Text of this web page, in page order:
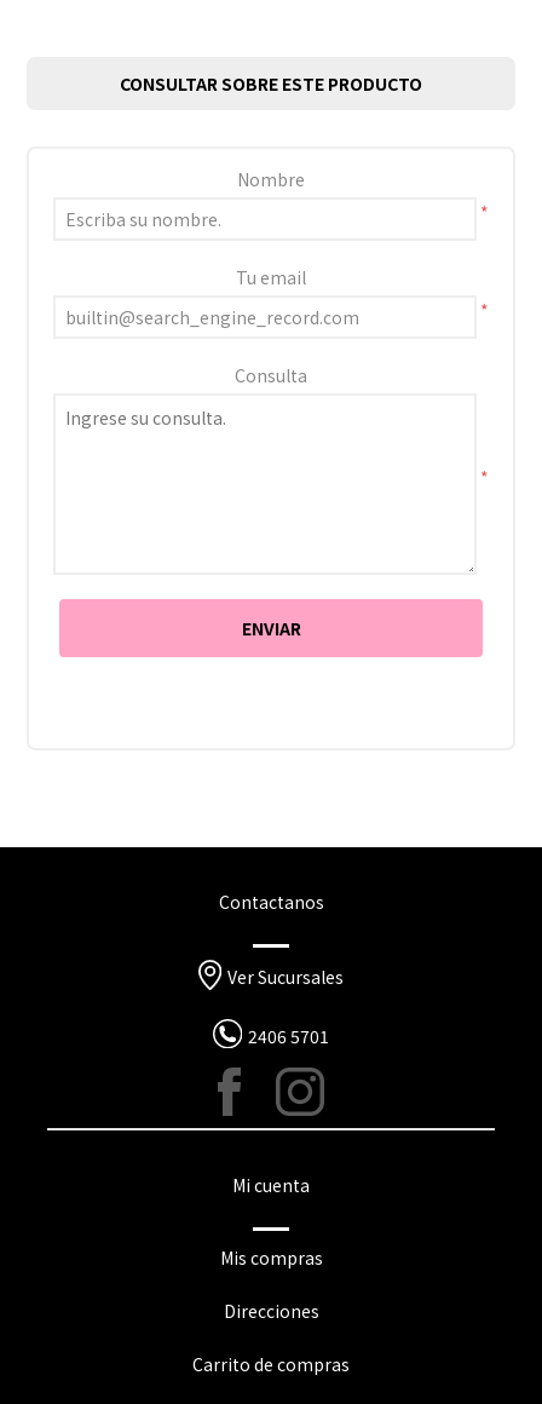
CONSULTAR SOBRE ESTE PRODUCTO
Nombre
*
Tu email
*
Consulta
*
Contactanos
Ver Sucursales
2406 5701
Mi cuenta
Mis compras
Direcciones
Carrito de compras